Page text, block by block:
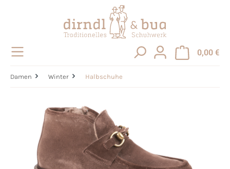
0,00 €
Damen Winter Halbschuhe